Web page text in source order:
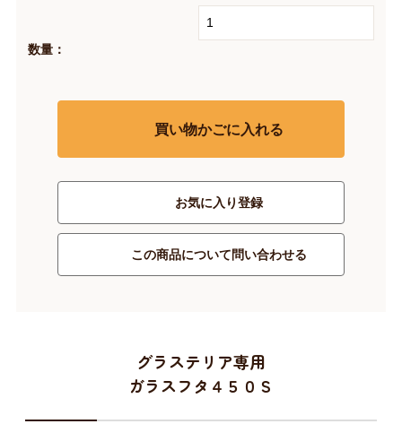
数量：
買い物かごに入れる
お気に入り登録
この商品について問い合わせる
グラステリア専用
ガラスフタ４５０Ｓ